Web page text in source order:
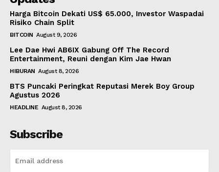
Harga Bitcoin Dekati US$ 65.000, Investor Waspadai
Risiko Chain Split
BITCOIN August 9, 2026
Lee Dae Hwi AB6IX Gabung Off The Record
Entertainment, Reuni dengan Kim Jae Hwan
HIBURAN August 8, 2026
BTS Puncaki Peringkat Reputasi Merek Boy Group
Agustus 2026
HEADLINE August 8, 2026
Subscribe